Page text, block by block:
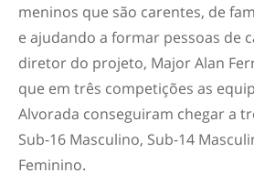
meninos que são carentes, de
e ajudando a formar pessoas de
diretor do projeto, Major Alan
que em três competições as
Alvorada conseguiram chegar a
Sub-16 Masculino, Sub-14
Feminino.